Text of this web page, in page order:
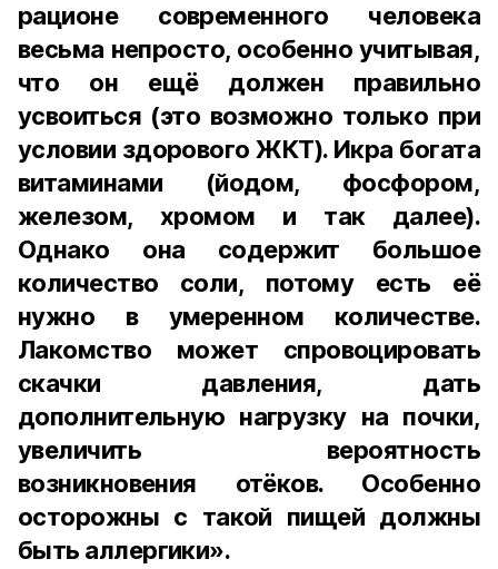
рационе современного человека
весьма непросто, особенно учитывая,
что он ещё должен правильно
усвоиться (это возможно только при
условии здорового ЖКТ). Икра богата
витаминами (йодом, фосфором,
железом, хромом и так далее).
Однако она содержит большое
количество соли, потому есть её
нужно в умеренном количестве.
Лакомство может спровоцировать
скачки давления, дать
дополнительную нагрузку на почки,
увеличить вероятность
возникновения отёков. Особенно
осторожны с такой пищей должны
быть аллергики».